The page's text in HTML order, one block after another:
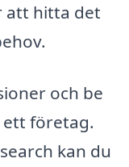
att hitta det
och be
företag.
kan du